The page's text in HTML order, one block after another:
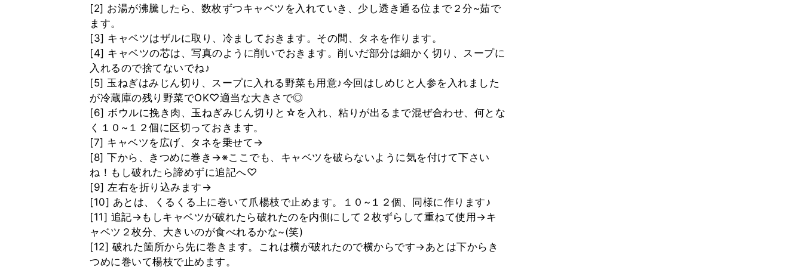
[2] お湯が沸騰したら、数枚ずつキャベツを入れていき、少し透き通る位まで２分~茹で
ます。
[3] キャベツはザルに取り、冷ましておきます。その間、タネを作ります。
[4] キャベツの芯は、写真のように削いでおきます。削いだ部分は細かく切り、スープに
入れるので捨てないでね♪
[5] 玉ねぎはみじん切り、スープに入れる野菜も用意♪今回はしめじと人参を入れました
が冷蔵庫の残り野菜でOK♡適当な大きさで◎
[6] ボウルに挽き肉、玉ねぎみじん切りと☆を入れ、粘りが出るまで混ぜ合わせ、何とな
く１０~１２個に区切っておきます。
[7] キャベツを広げ、タネを乗せて→
[8] 下から、きつめに巻き→※ここでも、キャベツを破らないように気を付けて下さい
ね！もし破れたら諦めずに追記へ♡
[9] 左右を折り込みます→
[10] あとは、くるくる上に巻いて爪楊枝で止めます。１０~１２個、同様に作ります♪
[11] 追記→もしキャベツが破れたら破れたのを内側にして２枚ずらして重ねて使用→キ
ャベツ２枚分、大きいのが食べれるかな~(笑)
[12] 破れた箇所から先に巻きます。これは横が破れたので横からです→あとは下からき
つめに巻いて楊枝で止めます。